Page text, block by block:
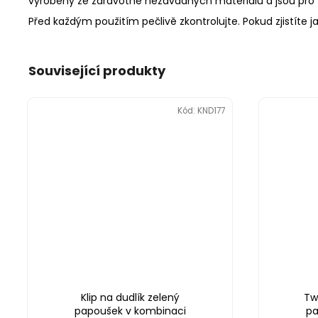
Před každým použitím pečlivě zkontrolujte. Pokud zjistíte
Související produkty
Klip na dudlík zelený
papoušek v kombinaci
Kód: KND177